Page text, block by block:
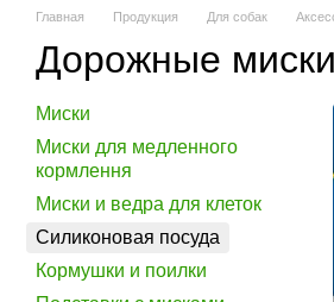
Главная Продукция Для собак
Дорожные
Миски
Миски для медленного
кормлення
Миски и ведра для клеток
Силиконовая посуда
Кормушки и поилки